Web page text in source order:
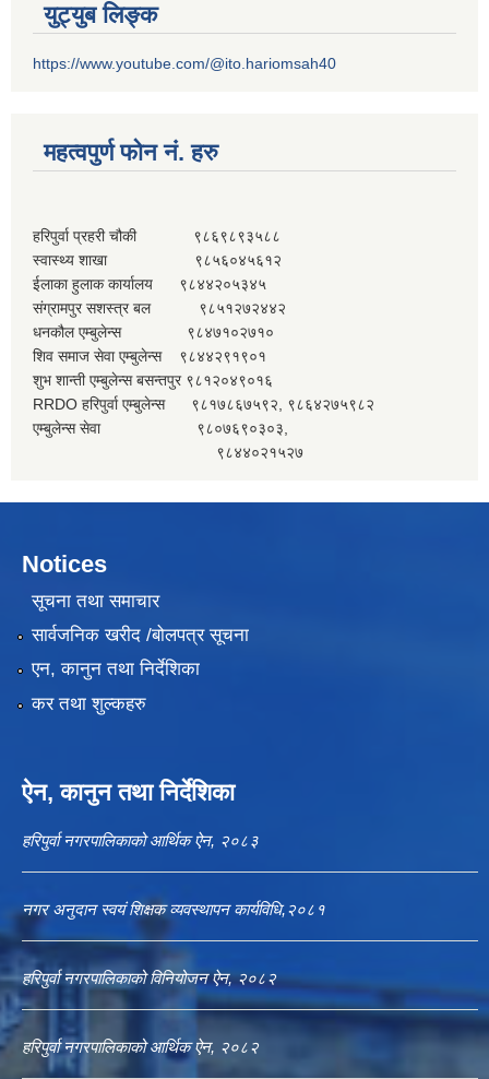
युट्युब लिङ्क
https://www.youtube.com/@ito.hariomsah40
महत्वपुर्ण फोन नं. हरु
हरिपुर्वा प्रहरी चौकी ९८६९८९३५८८
स्वास्थ्य शाखा ९८५६०४५६१२
ईलाका हुलाक कार्यालय ९८४४२०५३४५
संग्रामपुर सशस्त्र बल ९८५१२७२४४२
धनकौल एम्बुलेन्स ९८४७१०२७१०
शिव समाज सेवा एम्बुलेन्स ९८४४२९१९०१
शुभ शान्ती एम्बुलेन्स बसन्तपुर ९८१२०४९०१६
RRDO हरिपुर्वा एम्बुलेन्स ९८१७८६७५९२, ९८६४२७५९८२
एम्बुलेन्स सेवा ९८०७६९०३०३,
९८४४०२१५२७
Notices
सूचना तथा समाचार
सार्वजनिक खरीद /बोलपत्र सूचना
एन, कानुन तथा निर्देशिका
कर तथा शुल्कहरु
ऐन, कानुन तथा निर्देशिका
हरिपुर्वा नगरपालिकाको आर्थिक ऐन, २०८३
नगर अनुदान स्वयं शिक्षक व्यवस्थापन कार्यविधि,२०८१
हरिपुर्वा नगरपालिकाको विनियोजन ऐन, २०८२
हरिपुर्वा नगरपालिकाको आर्थिक ऐन, २०८२